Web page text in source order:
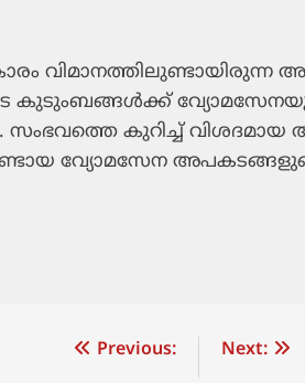
വിമാനത്തിലുണ്ടായിരുന്ന
കുടുംബങ്ങൾക്ക്
കുറിച്ച് വിശദമായ
വ്യോമസേന
Previous: Next: